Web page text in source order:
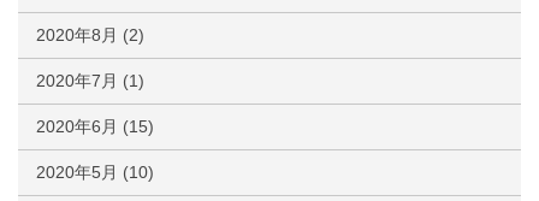
2020年8月 (2)
2020年7月 (1)
2020年6月 (15)
2020年5月 (10)